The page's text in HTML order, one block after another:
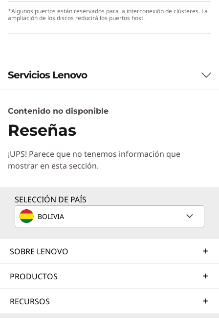
modelos de aprendizaje automático protegen
*Algunos puertos están reservados para la interconexión de clústeres. La
ampliación de los discos reducirá los puertos host.
Servicios Lenovo
Servicios de Soluciones
Diseñe la mejor estrategia para su empresa.
correcta para sus exclusivas necesidades
empresariales.
Servicios de Implementación
ayudaremos a simplificar la implementación de nuevas
Más información
Contenido no disponible
Reseñas
¡UPS! Parece que no tenemos información que
mostrar en esta sección.
SELECCIÓN DE PAÍS
BOLIVIA
SOBRE LENOVO
PRODUCTOS
RECURSOS